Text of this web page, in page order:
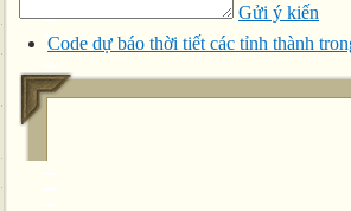
Gửi ý kiến
Code dự báo thời tiết các tỉnh thành